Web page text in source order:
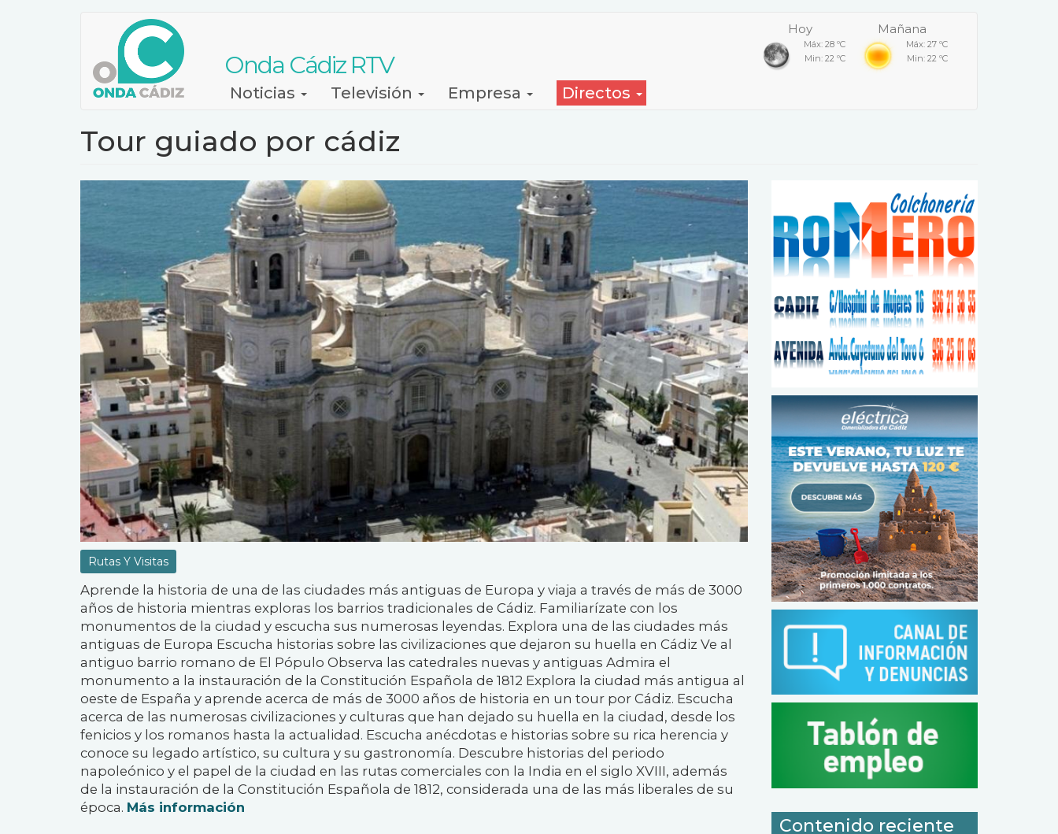
Onda Cádiz RTV
Hoy
Máx: 28 ºC
Min: 22 ºC
Mañana
Máx: 27 ºC
Min: 22 ºC
NavegaciónNoticias Televisión Empresa Directos
Tour guiado por cádiz
Rutas Y Visitas
Aprende la historia de una de las ciudades más antiguas de Europa y viaja a través de más de 3000
años de historia mientras exploras los barrios tradicionales de Cádiz. Familiarízate con los
monumentos de la ciudad y escucha sus numerosas leyendas. Explora una de las ciudades más
antiguas de Europa Escucha historias sobre las civilizaciones que dejaron su huella en Cádiz Ve al
antiguo barrio romano de El Pópulo Observa las catedrales nuevas y antiguas Admira el
monumento a la instauración de la Constitución Española de 1812 Explora la ciudad más antigua al
oeste de España y aprende acerca de más de 3000 años de historia en un tour por Cádiz. Escucha
acerca de las numerosas civilizaciones y culturas que han dejado su huella en la ciudad, desde los
fenicios y los romanos hasta la actualidad. Escucha anécdotas e historias sobre su rica herencia y
conoce su legado artístico, su cultura y su gastronomía. Descubre historias del periodo
napoleónico y el papel de la ciudad en las rutas comerciales con la India en el siglo XVIII, además
de la instauración de la Constitución Española de 1812, considerada una de las más liberales de su
época. Más información
Contenido reciente